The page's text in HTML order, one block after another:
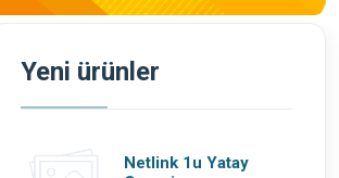
Yeni ürünler
Netlink 1u Yatay